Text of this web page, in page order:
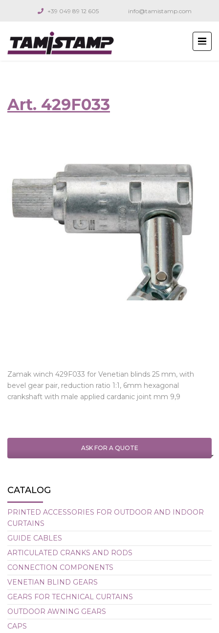
+39 049 89 12 605 info@tamistamp.com
Art. 429F033
Zamak winch 429F033 for Venetian blinds 25 mm, with
bevel gear pair, reduction ratio 1:1, 6mm hexagonal
crankshaft with male applied cardanic joint mm 9,9
ASK FOR A QUOTE
CATALOG
PRINTED ACCESSORIES FOR OUTDOOR AND INDOOR
CURTAINS
GUIDE CABLES
ARTICULATED CRANKS AND RODS
CONNECTION COMPONENTS
VENETIAN BLIND GEARS
GEARS FOR TECHNICAL CURTAINS
OUTDOOR AWNING GEARS
CAPS